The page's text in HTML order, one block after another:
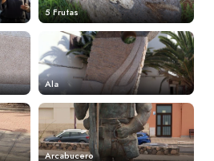
5 Frutas
Ala
Arcabucero